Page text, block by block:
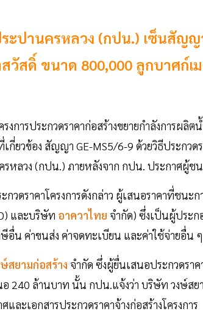
ะปานครหลวง (กปน.) เซ็นสัญญ
วัสดิ์ ขนาด 800,000 ลูกบาศก์เ
การประกวดราคาก่อสร้างขยายกำลังการผลิ
กี่ยวข้อง สัญญา GE-MS5/6-9 ด้วยวิธีประกว
รหลวง (กปน.) ภายหลังจาก กปน. ประกาศผู้ชน
กวดราคาโครงการดังกล่าว ผู้เสนอราคาที่ชน
และบริษัท อาควาไทย จำกัด) ซึ่งเป็นผู้ประ
อื่น ค่าขนส่ง ค่าจดทะเบียน และค่าใช้จ่ายอื่น ๆ
สยามก่อสร้าง จำกัด ซึ่งผู้ยื่นเสนอประกวดรา
240 ล้านบาท นั้น กปน.แจ้งว่า บริษัท วงษ์สย
และเอกสารประกวดราคาจ้างก่อสร้างโครงการ